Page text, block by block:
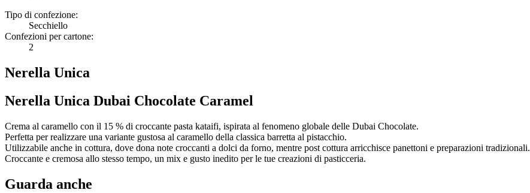
Tipo di confezione:
Secchiello
Confezioni per cartone:
2
Nerella Unica
Nerella Unica Dubai Chocolate Caramel
Crema al caramello con il 15 % di croccante pasta kataifi, ispirata al fenomeno globale delle Dubai Chocolate.
Perfetta per realizzare una variante gustosa al caramello della classica barretta al pistacchio.
Utilizzabile anche in cottura, dove dona note croccanti a dolci da forno, mentre post cottura arricchisce panettoni e preparazioni tradizionali.
Croccante e cremosa allo stesso tempo, un mix e gusto inedito per le tue creazioni di pasticceria.
Guarda anche